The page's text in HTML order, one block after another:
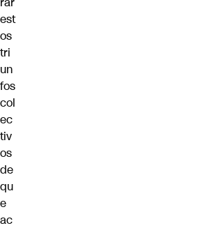
est
os
tri
un
fos
col
ec
tiv
os
de
qu
e
ac